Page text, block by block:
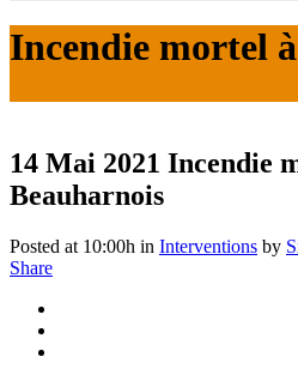
Incendie mortel
14 Mai 2021 Incendie
Beauharnois
Posted at 10:00h in Interventions by
Share